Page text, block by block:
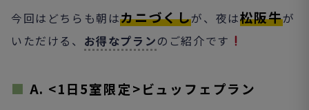
今回はどちらも朝はカニづくしが、夜は松阪牛が
いただける、 お得なプランのご紹介です
■ A. <1日5室限定>ビュッフェプラン